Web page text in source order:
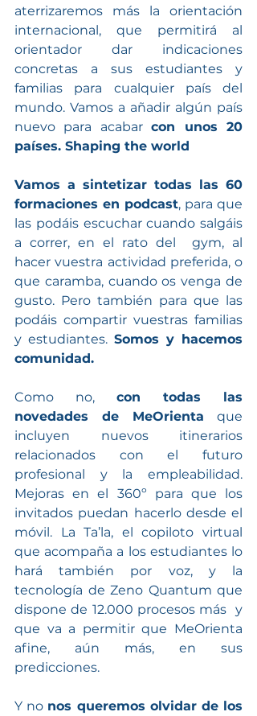
aterrizaremos más la orientación
internacional, que permitirá al
orientador dar indicaciones
concretas a sus estudiantes y
familias para cualquier país del
mundo. Vamos a añadir algún país
nuevo para acabar con unos 20
países. Shaping the world
Vamos a sintetizar todas las 60
formaciones en podcast, para que
las podáis escuchar cuando salgáis
a correr, en el rato del  gym, al
hacer vuestra actividad preferida, o
que caramba, cuando os venga de
gusto. Pero también para que las
podáis compartir vuestras familias
y estudiantes. Somos y hacemos
comunidad.
Como no, con todas las
novedades de MeOrienta que
incluyen nuevos itinerarios
relacionados con el futuro
profesional y la empleabilidad.
Mejoras en el 360º para que los
invitados puedan hacerlo desde el
móvil. La Ta’la, el copiloto virtual
que acompaña a los estudiantes lo
hará también por voz, y la
tecnología de Zeno Quantum que
dispone de 12.000 procesos más  y
que va a permitir que MeOrienta
afine, aún más, en sus
predicciones.
Y no nos queremos olvidar de los